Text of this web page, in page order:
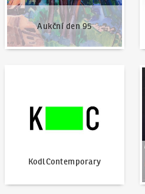
Aukční den 95
KodlContemporary